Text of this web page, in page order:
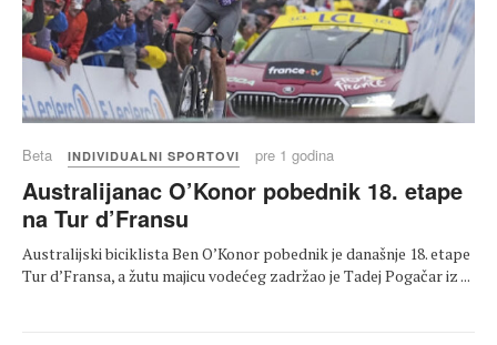
Beta INDIVIDUALNI SPORTOVI pre 1 godina
Australijanac O’Konor pobednik 18. etape
na Tur d’Fransu
Australijski biciklista Ben O’Konor pobednik je današnje 18. etape
Tur d’Fransa, a žutu majicu vodećeg zadržao je Tadej Pogačar iz ...